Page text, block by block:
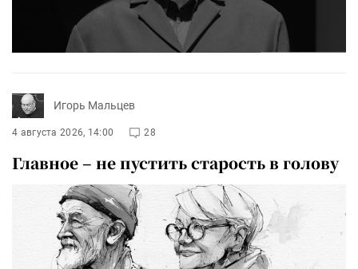
Игорь Мальцев
4 августа 2026, 14:00 28
Главное – не пустить старость в голову